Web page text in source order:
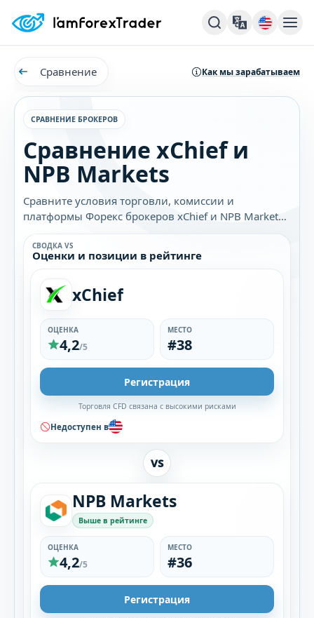
Сравнение Как мы зарабатываем
СРАВНЕНИЕ БРОКЕРОВ
Сравнение xChief и
NPB Markets
Сравните условия торговли, комиссии и
платформы Форекс брокеров xChief и NPB Markets.
Узнайте, какой брокер лучше подходит именно
вам.
СВОДКА VS
Оценки и позиции в рейтинге
xChief
ОЦЕНКА
4,2/5
МЕСТО
#38
Регистрация
Торговля CFD связана с высокими рисками
Недоступен в
VS
NPB Markets
Выше в рейтинге
ОЦЕНКА
4,2/5
МЕСТО
#36
Регистрация